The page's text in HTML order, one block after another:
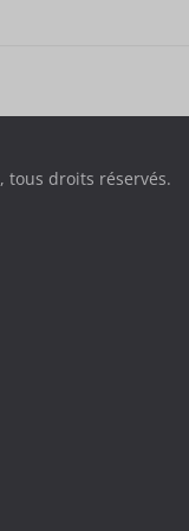
, tous droits réservés.